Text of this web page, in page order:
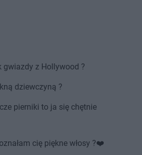
gwiazdy z Hollywood ?
dziewczyną ?
pierniki to ja się chętnie
cię piękne włosy ?❤️